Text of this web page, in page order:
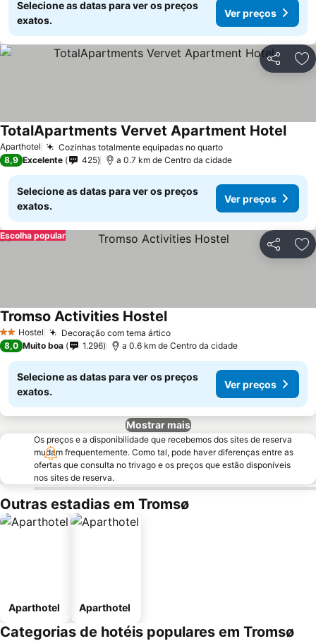
Selecione as datas para ver os preços
exatos.
Ver preços
Partilhar
Aparthotel Cozinhas totalmente equipadas no quarto
TotalApartments Vervet Apartment Hotel
8,9 Excelente 425 a 0.7 km de Centro da cidade
Selecione as datas para ver os preços
exatos.
Ver preços
Partilhar
Escolha popular
2 Estrelas
Hostel Decoração com tema ártico
Tromso Activities Hostel
8,0 Muito boa 1.296 a 0.6 km de Centro da cidade
Selecione as datas para ver os preços
exatos.
Ver preços
Mostrar mais
Os preços e a disponibilidade que recebemos dos sites de reserva
mudam frequentemente. Como tal, pode haver diferenças entre as
ofertas que consulta no trivago e os preços que estão disponíveis
nos sites de reserva.
Outras estadias em Tromsø
Aparthotel Aparthotel
Categorias de hotéis populares em Tromsø